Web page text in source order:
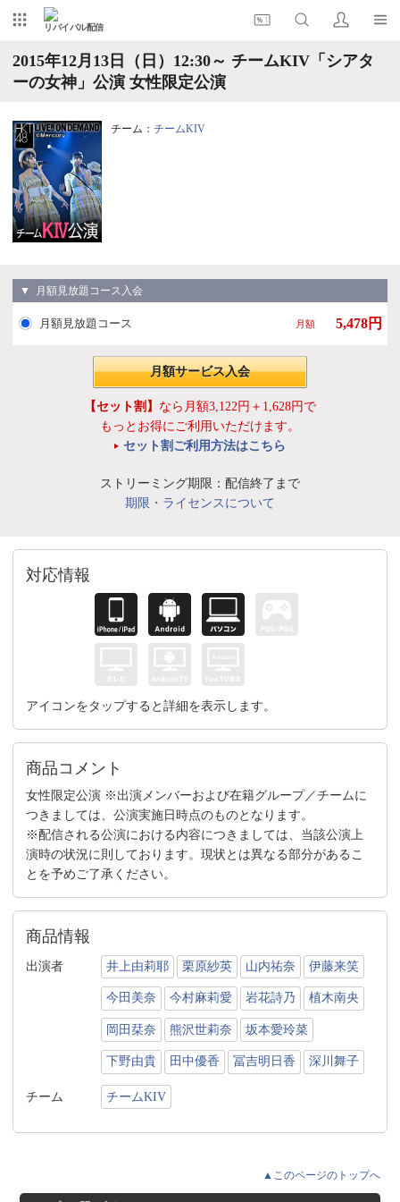
リバイバル配信
2015年12月13日（日）12:30～ チームKIV「シアタ
ーの女神」公演 女性限定公演
チーム： チームKIV
▼ 月額見放題コース入会
月額見放題コース 月額 5,478円
月額サービス入会
【セット割】 なら月額3,122円＋1,628円で
もっとお得にご利用いただけます。
セット割ご利用方法はこちら
ストリーミング期限：配信終了まで
期限・ライセンスについて
対応情報
アイコンをタップすると詳細を表示します。
商品コメント
女性限定公演 ※出演メンバーおよび在籍グループ／チームに
つきましては、公演実施日時点のものとなります。
※配信される公演における内容につきましては、当該公演上
演時の状況に則しております。現状とは異なる部分があるこ
とを予めご了承ください。
商品情報
出演者 井上由莉耶 栗原紗英 山内祐奈 伊藤来笑
今田美奈 今村麻莉愛 岩花詩乃 植木南央
岡田栞奈 熊沢世莉奈 坂本愛玲菜
下野由貴 田中優香 冨吉明日香 深川舞子
チーム チームKIV
▲このページのトップへ